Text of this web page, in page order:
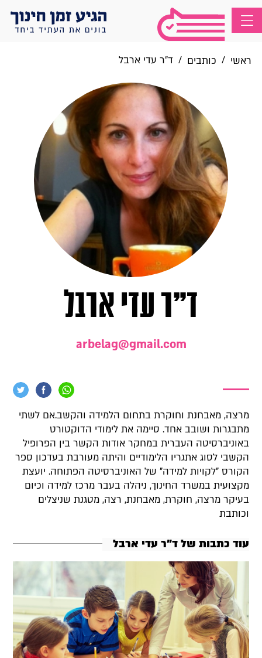
ראשי / כותבים / ד"ר עדי ארבל
מרצה, מאבחנת וחוקרת בתחום הלמידה והקשב.אם לשתי
מתבגרות ושובב אחד. סיימה את לימודי הדוקטורט
באוניברסיטה העברית במחקר אודות הקשר בין הפרופיל
הקשבי לסוג אתגריו הלימודיים והיתה מעורבת בעדכון ספר
הקורס "לקויות למידה" של האוניברסיטה הפתוחה. יועצת
מקצועית במשרד החינוך, ניהלה בעבר מרכז למידה וכיום
בעיקר מרצה, חוקרת, מאבחנת, רצה, מטגנת שניצלים
וכותבת
עוד כתבות של ד"ר עדי ארבל
ד"ר עדי ארבל
arbelag@gmail.com